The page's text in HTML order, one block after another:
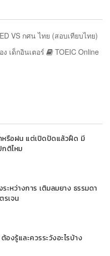
VS กศน ไทย (สอบเทียบไทย)
เด็กอินเตอร์
TOEIC Online
หรือฝน แต่เปิดปัดแล้วฝืด มี
ติไหม
ะหว่างการ เติมลมยาง ธรรมดา
รเจน
งรู้และควรระวังอะไรบ้าง